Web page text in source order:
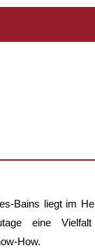
Bains liegt im
eine Vielfalt
How.